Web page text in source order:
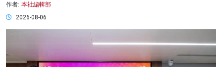
作者: 本社編輯部
2026-08-06